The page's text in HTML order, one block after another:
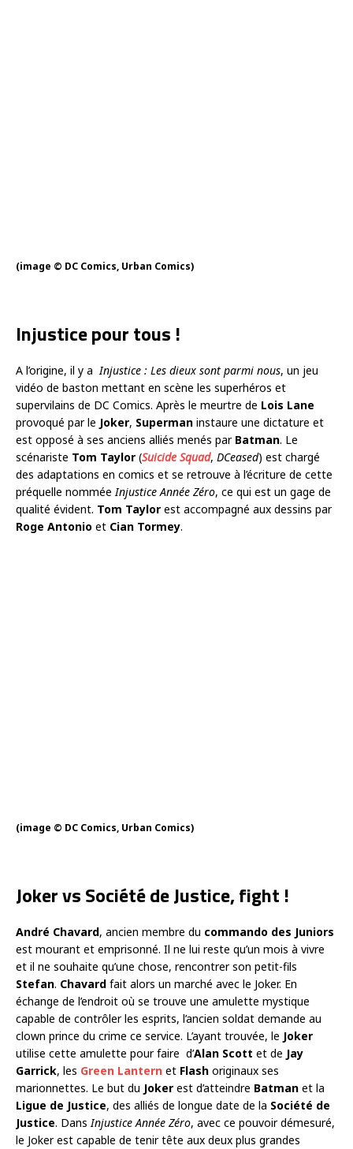
(image © DC Comics, Urban Comics)
Injustice pour tous !
A l’origine, il y aInjustice : Les dieux sont parmi nous, un jeu
vidéo de baston mettant en scène les superhéros et
supervilains de DC Comics. Après le meurtre de Lois Lane
provoqué par le Joker, Superman instaure une dictature et
est opposé à ses anciens alliés menés par Batman. Le
scénariste Tom Taylor (Suicide Squad, DCeased) est chargé
des adaptations en comics et se retrouve à l’écriture de cette
préquelle nommée Injustice Année Zéro, ce qui est un gage de
qualité évident. Tom Taylor est accompagné aux dessins par
Roge Antonio et Cian Tormey.
(image © DC Comics, Urban Comics)
Joker vs Société de Justice, fight !
André Chavard, ancien membre du commando des Juniors
est mourant et emprisonné. Il ne lui reste qu’un mois à vivre
et il ne souhaite qu’une chose, rencontrer son petit-fils
Stefan. Chavard fait alors un marché avec le Joker. En
échange de l’endroit où se trouve une amulette mystique
capable de contrôler les esprits, l’ancien soldat demande au
clown prince du crime ce service. L’ayant trouvée, le Joker
utilise cette amulette pour faire d’Alan Scott et de Jay
Garrick, les Green Lantern et Flash originaux ses
marionnettes. Le but du Joker est d’atteindre Batman et la
Ligue de Justice, des alliés de longue date de la Société de
Justice. DansInjustice Année Zéro, avec ce pouvoir démesuré,
le Joker est capable de tenir tête aux deux plus grandes